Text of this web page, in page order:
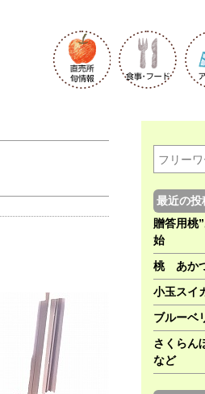
最近の投
贈答用桃
始
桃 あか
小玉スイ
ブルーベ
さくらん
など